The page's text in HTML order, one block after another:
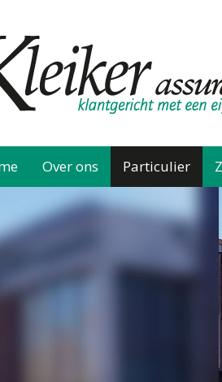
Over ons Particulier